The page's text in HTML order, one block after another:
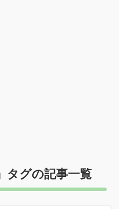
タグの記事一覧